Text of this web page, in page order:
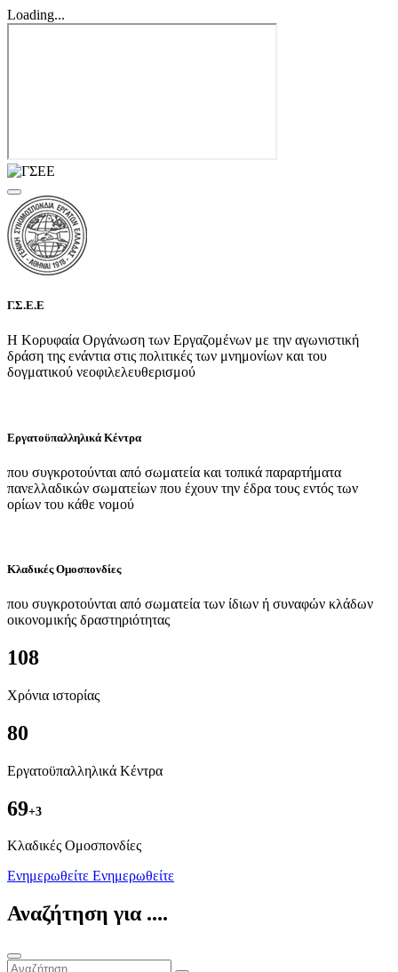
Loading...
Γ.Σ.Ε.Ε
Η Κορυφαία Οργάνωση των Εργαζομένων με την αγωνιστική
δράση της ενάντια στις πολιτικές των μνημονίων και του
δογματικού νεοφιλελευθερισμού
Εργατοϋπαλληλικά Κέντρα
που συγκροτούνται από σωματεία και τοπικά παραρτήματα
πανελλαδικών σωματείων που έχουν την έδρα τους εντός των
ορίων του κάθε νομού
Κλαδικές Ομοσπονδίες
που συγκροτούνται από σωματεία των ίδιων ή συναφών κλάδων
οικονομικής δραστηριότητας
108
Χρόνια ιστορίας
80
Εργατοϋπαλληλικά Κέντρα
69+3
Kλαδικές Ομοσπονδίες
Ενημερωθείτε Ενημερωθείτε
Αναζήτηση για ....